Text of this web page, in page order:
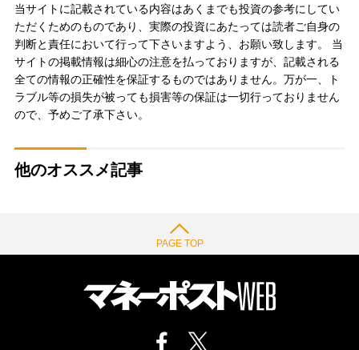
当サイトに記載されている内容はあくまでも投資の参考にしてい
ただくためのものであり、実際の投資にあたっては読者ご自身の
判断と責任において行って下さいますよう、お願い致します。 当
サイトの掲載情報は細心の注意を払っておりますが、記載される
全ての情報の正確性を保証するものではありません。万が一、ト
ラブル等の損失が被っても損害等の保証は一切行っておりません
ので、予めご了承下さい。
他のオススメ記事
PAGE TOP